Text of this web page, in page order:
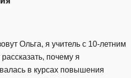
Ольга, я учитель с 10-летним
почему я
в курсах повышения